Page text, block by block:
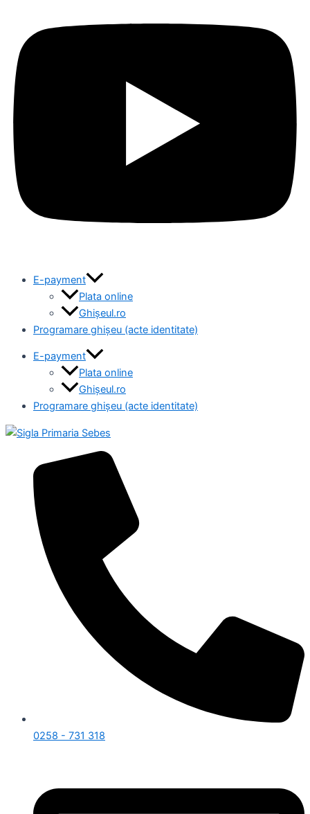
E-payment
Plata online
Ghișeul.ro
Programare ghișeu (acte identitate)
E-payment
Plata online
Ghișeul.ro
Programare ghișeu (acte identitate)
0258 - 731 318